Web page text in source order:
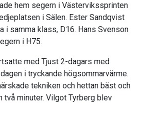
hem segern i Västervikssprinten
i Sälen. Ester Sandqvist
i samma klass, D16. Hans Svenson
i H75.
med Tjust 2-dagars med
i tryckande högsommarvärme.
tekniken och hettan bäst och
två minuter. Vilgot Tyrberg blev